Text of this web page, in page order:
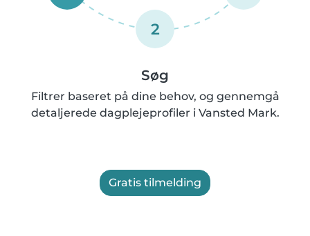
2
Søg
Filtrer baseret på dine behov, og gennemgå
detaljerede dagplejeprofiler i Vansted Mark.
Gratis tilmelding